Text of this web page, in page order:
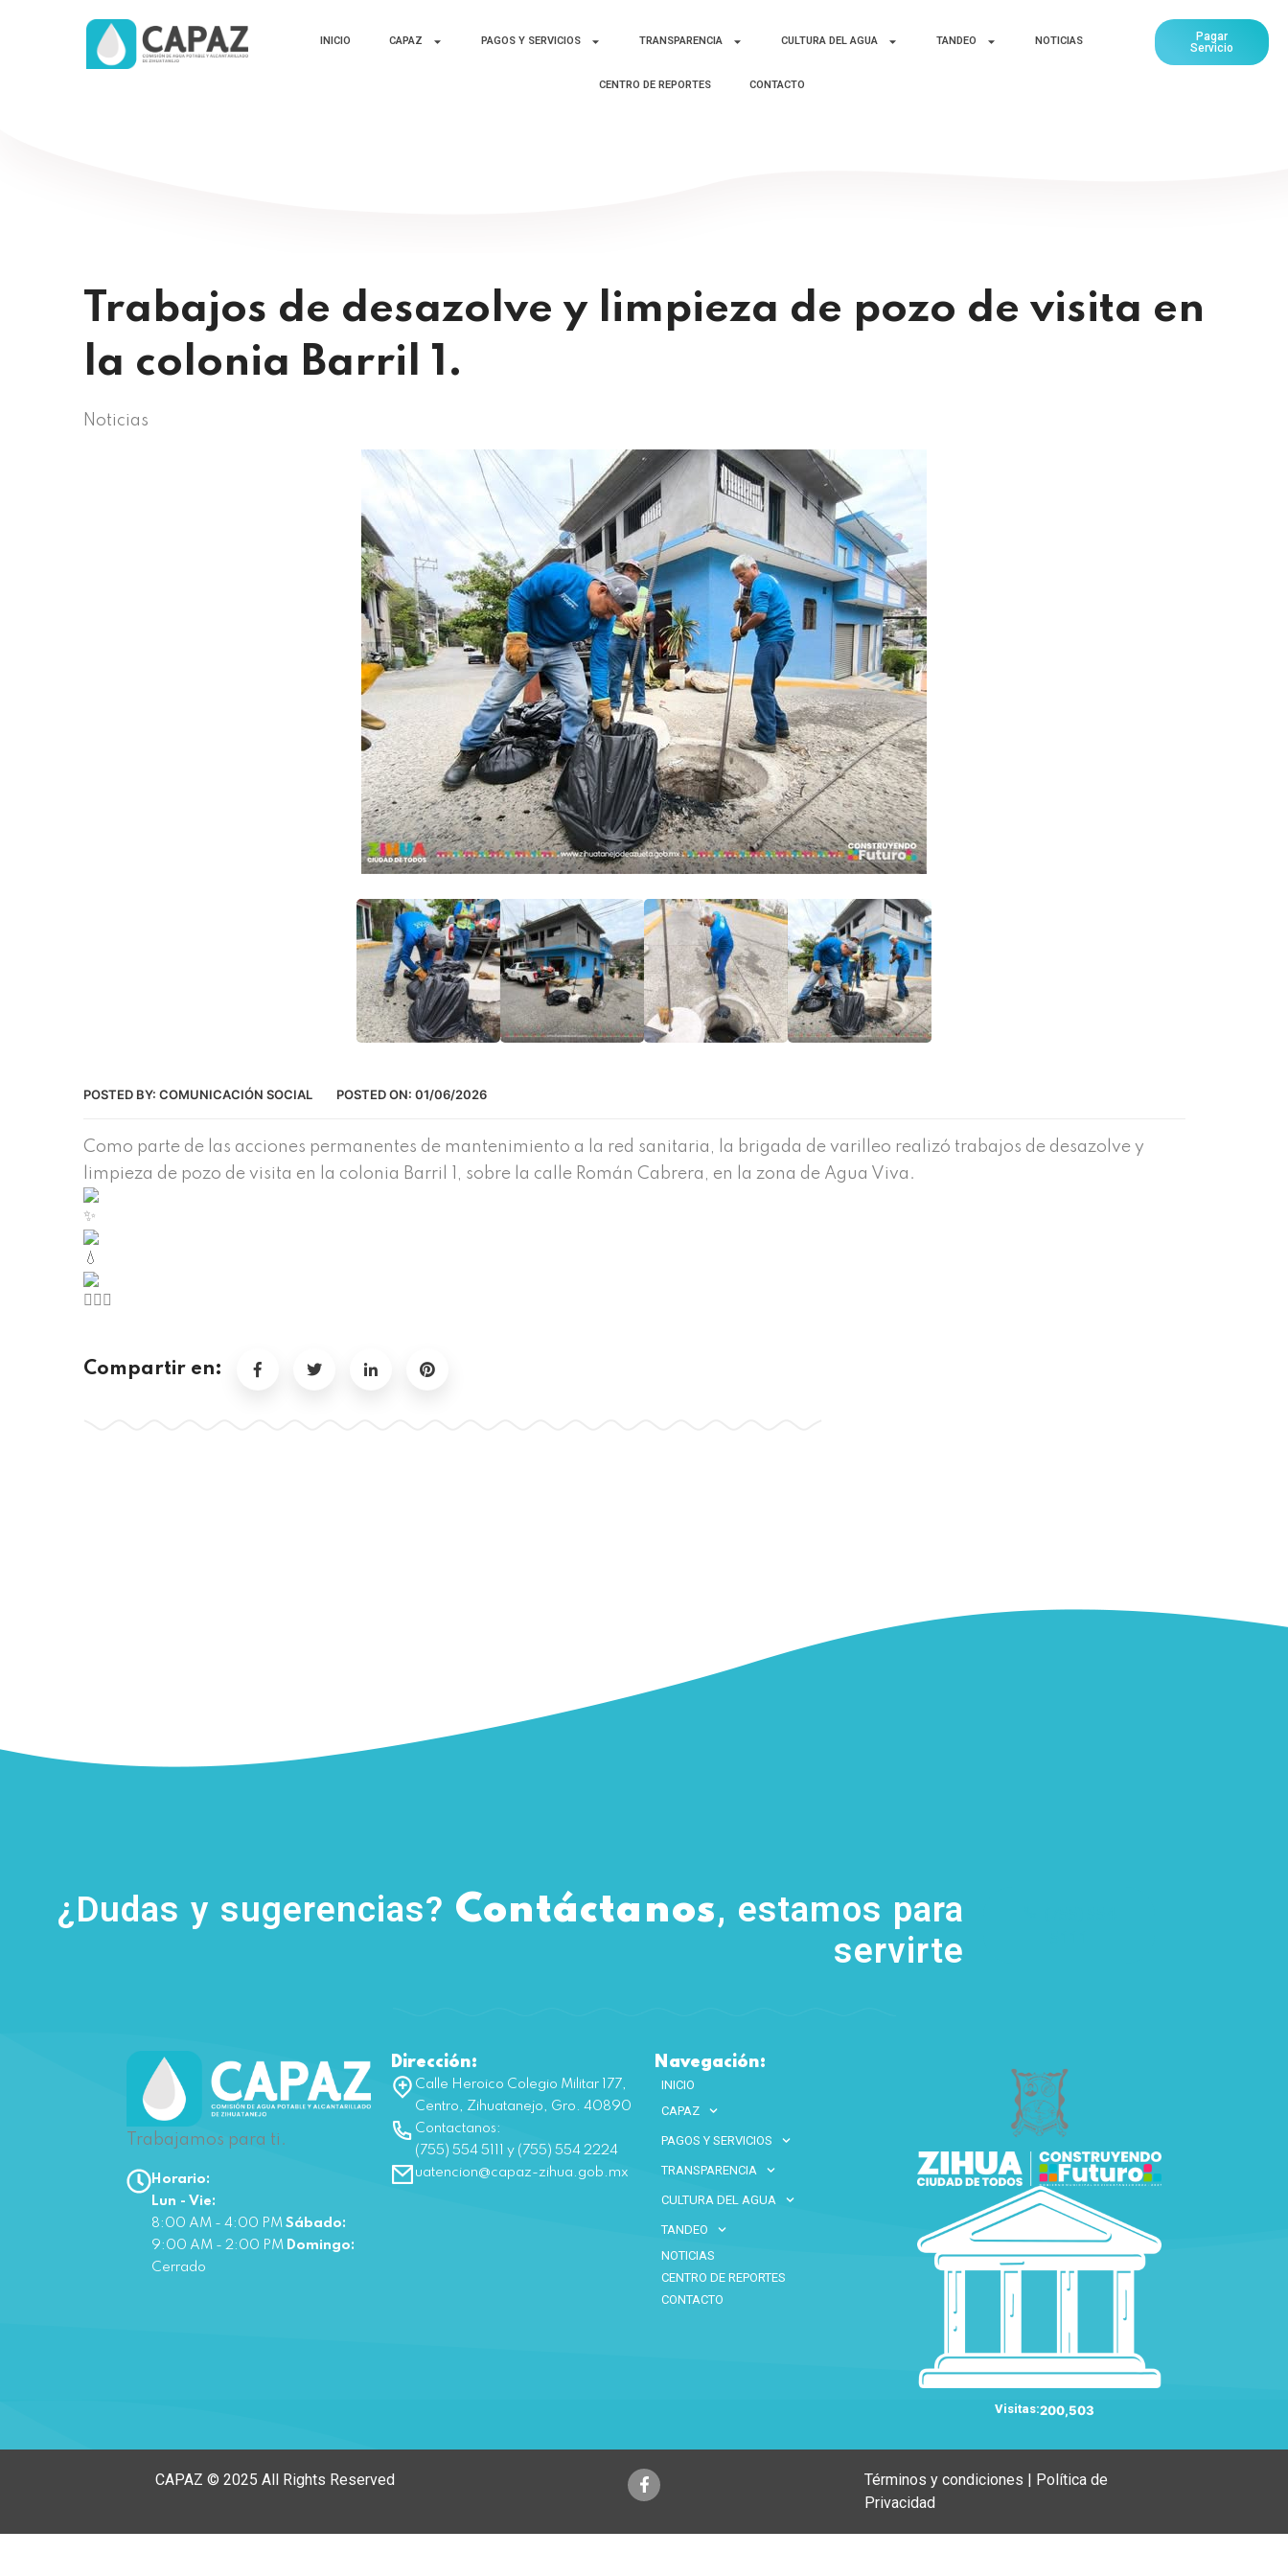
INICIO CAPAZ PAGOS Y SERVICIOS TRANSPARENCIA CULTURA DEL AGUA TANDEO NOTICIAS
CENTRO DE REPORTES CONTACTO
Pagar
Servicio
Trabajos de desazolve y limpieza de pozo de visita en
la colonia Barril 1.
Noticias
POSTED BY: COMUNICACIÓN SOCIAL POSTED ON: 01/06/2026
Como parte de las acciones permanentes de mantenimiento a la red sanitaria, la brigada de varilleo realizó trabajos de desazolve y
limpieza de pozo de visita en la colonia Barril 1, sobre la calle Román Cabrera, en la zona de Agua Viva.
Compartir en:
¿Dudas y sugerencias? Contáctanos, estamos para
servirte
Trabajamos para ti.
Horario:
Lun - Vie:
8:00 AM - 4:00 PM Sábado:
9:00 AM - 2:00 PM Domingo:
Cerrado
Dirección:
Calle Heroico Colegio Militar 177,
Centro, Zihuatanejo, Gro. 40890
Contactanos:
(755) 554 5111 y (755) 554 2224
uatencion@capaz-zihua.gob.mx
Navegación:
INICIO
CAPAZ
PAGOS Y SERVICIOS
TRANSPARENCIA
CULTURA DEL AGUA
TANDEO
NOTICIAS
CENTRO DE REPORTES
CONTACTO
Visitas:200,503
CAPAZ © 2025 All Rights Reserved
Términos y condiciones | Política de
Privacidad